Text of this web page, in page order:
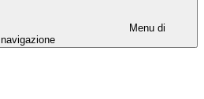
Menu di
navigazione